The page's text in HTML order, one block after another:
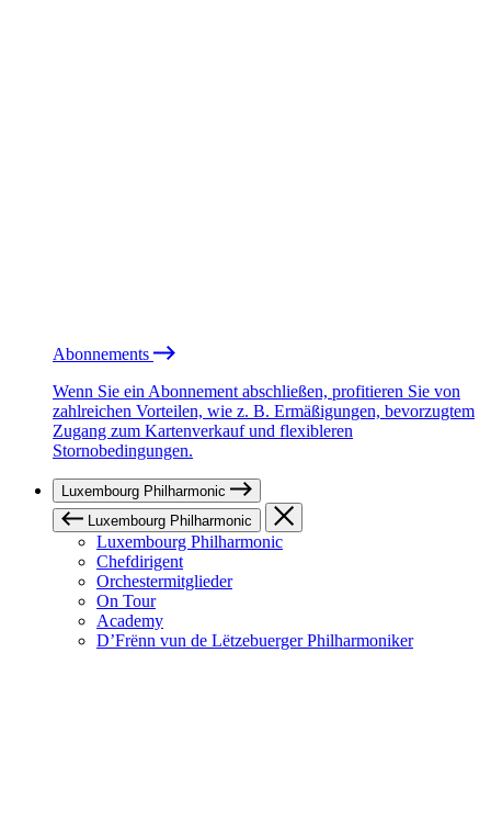
Abonnements
Wenn Sie ein Abonnement abschließen, profitieren Sie von
zahlreichen Vorteilen, wie z. B. Ermäßigungen, bevorzugtem
Zugang zum Kartenverkauf und flexibleren
Stornobedingungen.
Luxembourg Philharmonic
Luxembourg Philharmonic
Luxembourg Philharmonic
Chefdirigent
Orchestermitglieder
On Tour
Academy
D’Frënn vun de Lëtzebuerger Philharmoniker